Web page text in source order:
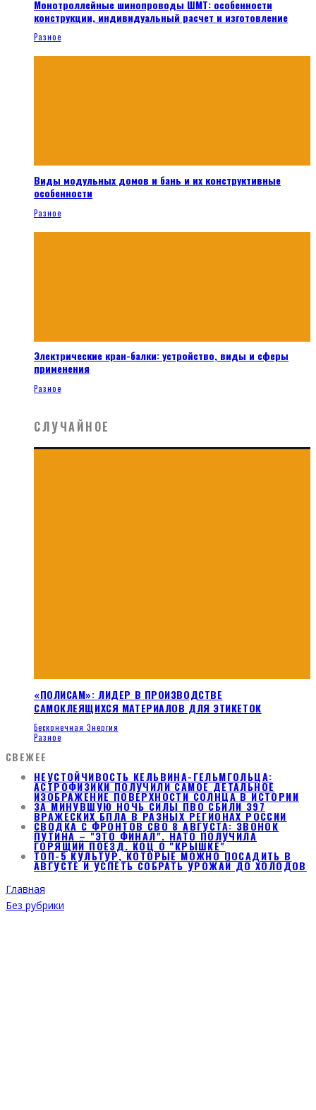
Монотроллейные шинопроводы ШМТ: особенности
конструкции, индивидуальный расчет и изготовление
Разное
Виды модульных домов и бань и их конструктивные
особенности
Разное
Электрические кран-балки: устройство, виды и сферы
применения
Разное
СЛУЧАЙНОЕ
«ПОЛИСАМ»: ЛИДЕР В ПРОИЗВОДСТВЕ
САМОКЛЕЯЩИХСЯ МАТЕРИАЛОВ ДЛЯ ЭТИКЕТОК
Бесконечная Энергия
Разное
СВЕЖЕЕ
НЕУСТОЙЧИВОСТЬ КЕЛЬВИНА-ГЕЛЬМГОЛЬЦА:
АСТРОФИЗИКИ ПОЛУЧИЛИ САМОЕ ДЕТАЛЬНОЕ
ИЗОБРАЖЕНИЕ ПОВЕРХНОСТИ СОЛНЦА В ИСТОРИИ
ЗА МИНУВШУЮ НОЧЬ СИЛЫ ПВО СБИЛИ 397
ВРАЖЕСКИХ БПЛА В РАЗНЫХ РЕГИОНАХ РОССИИ
СВОДКА С ФРОНТОВ СВО 8 АВГУСТА: ЗВОНОК
ПУТИНА – "ЭТО ФИНАЛ". НАТО ПОЛУЧИЛА
ГОРЯЩИЙ ПОЕЗД. КОЦ О "КРЫШКЕ"
ТОП-5 КУЛЬТУР, КОТОРЫЕ МОЖНО ПОСАДИТЬ В
АВГУСТЕ И УСПЕТЬ СОБРАТЬ УРОЖАЙ ДО ХОЛОДОВ
Главная
Без рубрики